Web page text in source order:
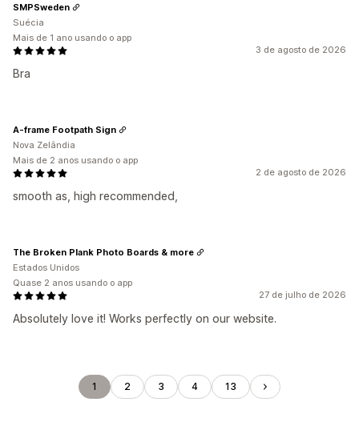
3 de agosto de 2026
Bra
SMPSweden
Suécia
Mais de 1 ano usando o app
2 de agosto de 2026
smooth as, high recommended,
A-frame Footpath Sign
Nova Zelândia
Mais de 2 anos usando o app
27 de julho de 2026
Absolutely love it! Works perfectly on our website.
The Broken Plank Photo Boards & more
Estados Unidos
Quase 2 anos usando o app
1 2 3 4 13